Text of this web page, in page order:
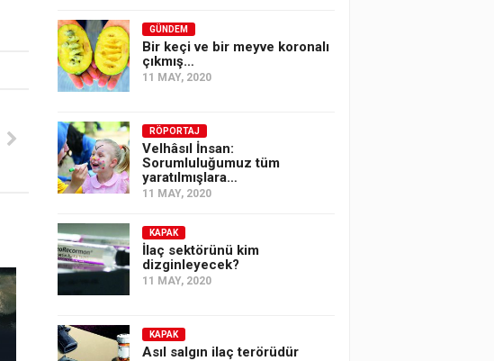
GÜNDEM
Bir keçi ve bir meyve koronalı
çıkmış…
11 MAY, 2020
RÖPORTAJ
Velhâsıl İnsan:
Sorumluluğumuz tüm
yaratılmışlara…
11 MAY, 2020
KAPAK
İlaç sektörünü kim
dizginleyecek?
11 MAY, 2020
KAPAK
Asıl salgın ilaç terörüdür